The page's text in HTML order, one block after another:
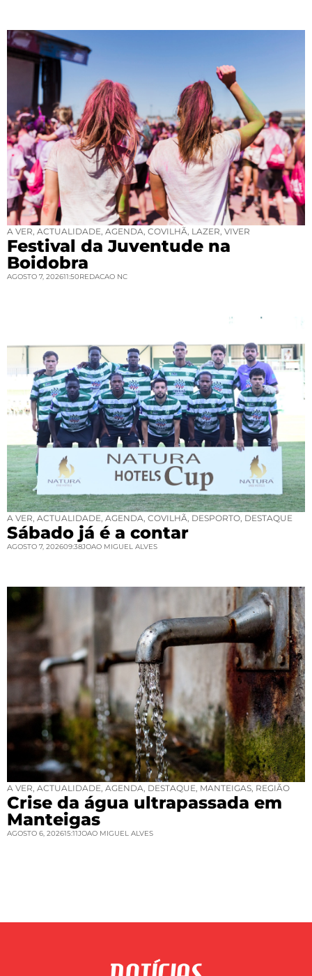
A VER, ACTUALIDADE, AGENDA, COVILHÃ, LAZER, VIVER
Festival da Juventude na
Boidobra
AGOSTO 7, 202611:50REDACAO NC
A VER, ACTUALIDADE, AGENDA, COVILHÃ, DESPORTO, DESTAQUE
Sábado já é a contar
AGOSTO 7, 202609:38JOAO MIGUEL ALVES
A VER, ACTUALIDADE, AGENDA, DESTAQUE, MANTEIGAS, REGIÃO
Crise da água ultrapassada em
Manteigas
AGOSTO 6, 202615:11JOAO MIGUEL ALVES